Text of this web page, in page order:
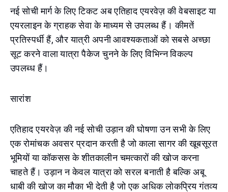
नई सोची मार्ग के लिए टिकट अब एतिहाद एयरवेज़ की वेबसाइट या
एयरलाइन के ग्राहक सेवा के माध्यम से उपलब्ध हैं। कीमतें
प्रतिस्पर्धी हैं, और यात्री अपनी आवश्यकताओं को सबसे अच्छा
सूट करने वाला यात्रा पैकेज चुनने के लिए विभिन्न विकल्प
उपलब्ध हैं।
सारांश
एतिहाद एयरवेज़ की नई सोची उड़ान की घोषणा उन सभी के लिए
एक रोमांचक अवसर प्रदान करती है जो काला सागर की खूबसूरत
भूमियों या कॉकसस के शीतकालीन चमत्कारों की खोज करना
चाहते हैं। उड़ान न केवल यात्रा को सरल बनाती है बल्कि अबू
धाबी की खोज का मौका भी देती है जो एक अधिक लोकप्रिय गंतव्य